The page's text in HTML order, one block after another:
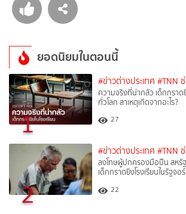
ยอดนิยมในตอนนี้
1
#ข่าวต่างประเทศ #TNN
ความจริงที่น่ากลัว เด็กกราด
ทั่วโลก สาเหตุเกิดจากอะไร?
27
2
#ข่าวต่างประเทศ #TNN
ลงโทษผู้ปกครองมือปืน สห
เด็กกราดยิงโรงเรียนในรัฐจอ
22